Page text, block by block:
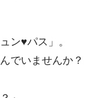
ン♥パス」。
でいませんか？